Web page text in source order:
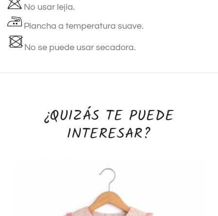
No usar lejía.
Plancha a temperatura suave.
No se puede usar secadora.
¿QUIZÁS TE PUEDE
INTERESAR?